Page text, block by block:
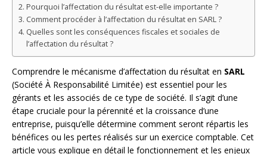
Pourquoi l’affectation du résultat est-elle importante ?
Comment procéder à l’affectation du résultat en SARL ?
Quelles sont les conséquences fiscales et sociales de
l’affectation du résultat ?
Comprendre le mécanisme d’affectation du résultat en SARL
(Société À Responsabilité Limitée) est essentiel pour les
gérants et les associés de ce type de société. Il s’agit d’une
étape cruciale pour la pérennité et la croissance d’une
entreprise, puisqu’elle détermine comment seront répartis les
bénéfices ou les pertes réalisés sur un exercice comptable. Cet
article vous explique en détail le fonctionnement et les enjeux